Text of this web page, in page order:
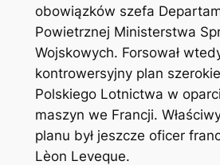
obowiązków szefa
Powietrznej Ministerstwa
Wojskowych. Forsował
kontrowersyjny plan
Polskiego Lotnictwa w
maszyn we Francji.
planu był jeszcze oficer
Lèon Leveque.